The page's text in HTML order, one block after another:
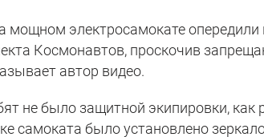
мощном электросамокате опередили
Космонавтов, проскочив
автор видео.
не было защитной экипировки, как
самоката было установлено